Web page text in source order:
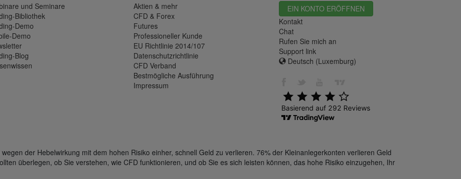
und Seminare
Bibliothek
Demo
Demo
Blog
Aktien & mehr
CFD & Forex
Futures
Professioneller Kunde
EU Richtlinie 2014/107
Datenschutzrichtlinie
CFD Verband
Bestmögliche Ausführung
Impressum
EIN KONTO ERÖFFNEN
Kontakt
Chat
Rufen Sie mich an
Support link
Deutsch (Luxemburg)
der Hebelwirkung mit dem hohen Risiko einher, schnell Geld zu verlieren. 76% der Kleinanlegerkonten verlieren Geld
überlegen, ob Sie verstehen, wie CFD funktionieren, und ob Sie es sich leisten können, das hohe Risiko einzugehen, Ihr